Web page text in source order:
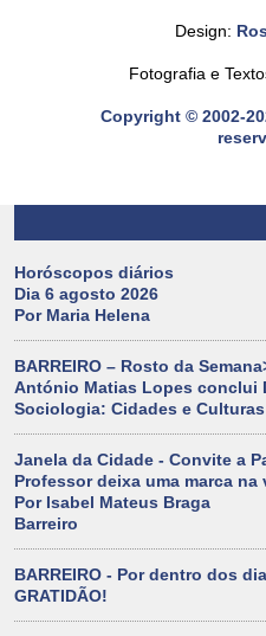
Horóscopos diários
Dia 6 agosto 2026
Por Maria Helena
BARREIRO – Rosto da
António Matias Lopes conclui
Sociologia: Cidades e
Janela da Cidade - Convite a
Professor deixa uma marca
Por Isabel Mateus Braga
Barreiro
BARREIRO - Por dentro dos
GRATIDÃO!
Design:
Fotografia e
Copyright © 2002-